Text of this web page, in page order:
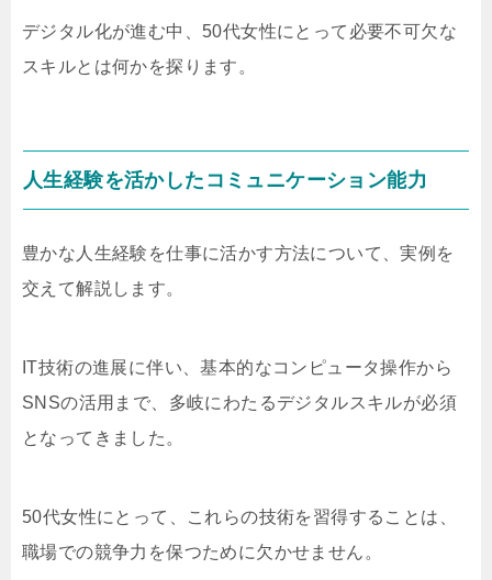
デジタル化が進む中、50代女性にとって必要不可欠な
スキルとは何かを探ります。
人生経験を活かしたコミュニケーション能力
豊かな人生経験を仕事に活かす方法について、実例を
交えて解説します。
IT技術の進展に伴い、基本的なコンピュータ操作から
SNSの活用まで、多岐にわたるデジタルスキルが必須
となってきました。
50代女性にとって、これらの技術を習得することは、
職場での競争力を保つために欠かせません。